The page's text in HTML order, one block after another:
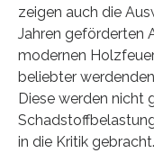
zeigen auch die
Jahren geförderten
modernen
beliebter
Diese werden nicht
in die Kritik gebracht.